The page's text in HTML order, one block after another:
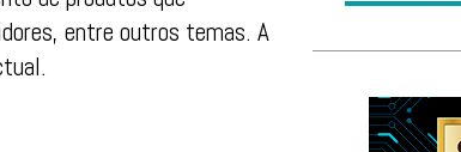
entre outros temas. A